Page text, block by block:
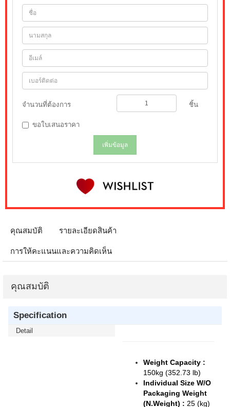
จำนวนที่ต้องการ ชิ้น
ขอใบเสนอราคา
เพิ่มข้อมูล
คุณสมบัติ รายละเอียดสินค้า
การให้คะแนนและความคิดเห็น
คุณสมบัติ
Specification
Detail
Weight Capacity :
150kg (352.73 lb)
Individual Size W/O
Packaging Weight
(N.Weight) : 25 (kg)